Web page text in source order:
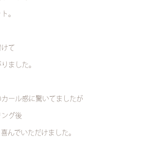
。
て
ました。
ール感に驚いてましたが
グ後
んでいただけました。